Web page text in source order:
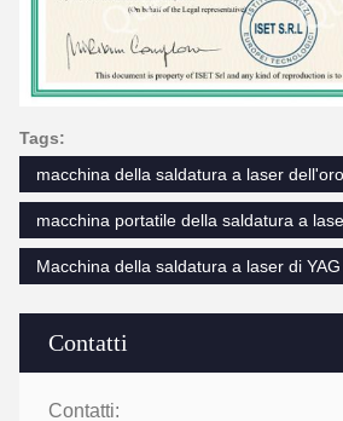
Contatti
Contatti:
Tags:
macchina della saldatura a laser dell'oro
macchina portatile della saldatura a
Macchina della saldatura a laser di YAG